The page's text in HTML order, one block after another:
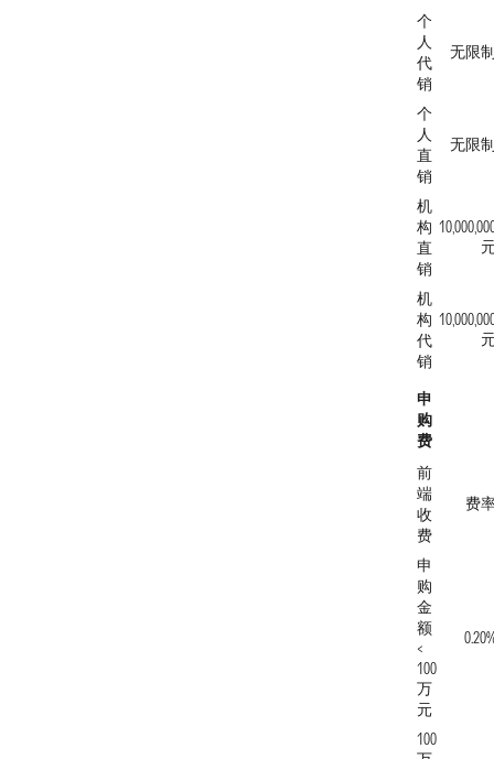
个
人
代
销
无限
个
人
直
销
无限
机
构
直
销
机
构
代
销
申
购
费
前
端
收
费
费
申
购
金
额
<
100
万
元
100